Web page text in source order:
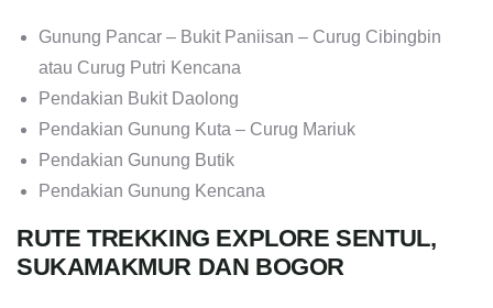
Gunung Pancar – Bukit Paniisan – Curug Cibingbin
atau Curug Putri Kencana
Pendakian Bukit Daolong
Pendakian Gunung Kuta – Curug Mariuk
Pendakian Gunung Butik
Pendakian Gunung Kencana
RUTE TREKKING EXPLORE SENTUL,
SUKAMAKMUR DAN BOGOR